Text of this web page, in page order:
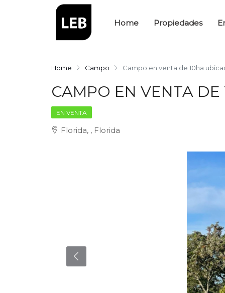
Home Propiedades
Home Campo Campo en venta de 10ha
CAMPO EN VENTA
EN VENTA
Florida, , Florida